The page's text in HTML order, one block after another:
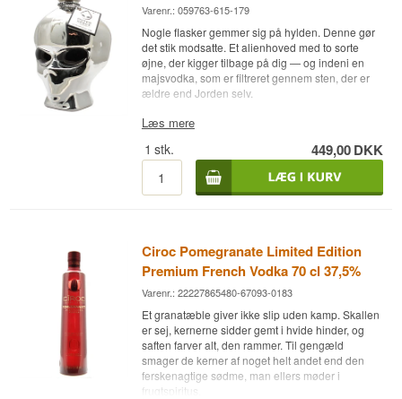
Varenr.: 059763-615-179
Nogle flasker gemmer sig på hylden. Denne gør
det stik modsatte. Et alienhoved med to sorte
øjne, der kigger tilbage på dig — og indeni en
majsvodka, som er filtreret gennem sten, der er
ældre end Jorden selv.
Bemærk: Dette er ikke Chrome-udgaven. Flasken
er i klart glas med sorte øjne.
Ekspertens beskrivelse
OuterSpace Vodka er en Amerikansk Vodka
Idéen kom fra Jim Denoon, der til daglig arbejder
med design og udvikling af glasemballage. Det
kan man se. Flasken er formet som et alienhoved
og er mindst lige så meget hyldeteater som
emballage. Bagved gimmicken ligger der dog en
ordentlig vodka: majsen kommer fra Iowa,
destillatet kører gennem fem destillationer, og til
sidst filtreres det gennem meteoritsten dateret til
over fire milliarder år. Vodkaen er glutenfri.
Læs mere
1 stk. 449,00DKK
Ciroc Pomegranate Limited Edition
Premium French Vodka 70 cl 37,5%
Varenr.: 22227865480-67093-0183
Et granatæble giver ikke slip uden kamp. Skallen
er sej, kernerne sidder gemt i hvide hinder, og
saften farver alt, den rammer. Til gengæld
smager de kerner af noget helt andet end den
ferskenagtige sødme, man ellers møder i
frugtspiritus.